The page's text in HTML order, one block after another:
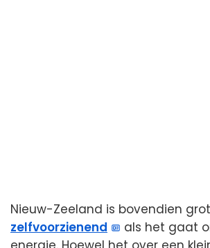
Nieuw-Zeeland is bovendien
zelfvoorzienend
als het gaat